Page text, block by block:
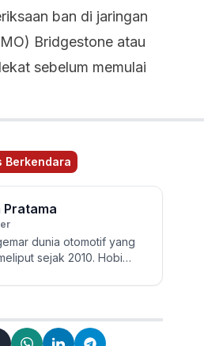
ban di jaringan
Bridgestone atau
sebelum memulai
Berkendara
Pratama
dunia otomotif yang
sejak 2010. Hobi
Pengguna